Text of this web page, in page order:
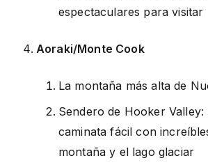
espectaculares para visitar
Aoraki/Monte Cook
La montaña más alta de
Sendero de Hooker Valley:
caminata fácil con
montaña y el lago glaciar